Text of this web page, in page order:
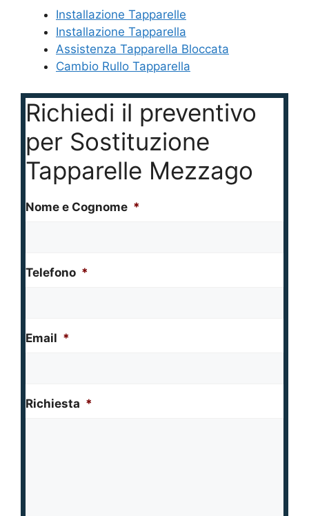
Installazione Tapparelle
Installazione Tapparella
Assistenza Tapparella Bloccata
Cambio Rullo Tapparella
Richiedi il preventivo
per Sostituzione
Tapparelle Mezzago
Nome e Cognome *
Telefono *
Email *
Richiesta *